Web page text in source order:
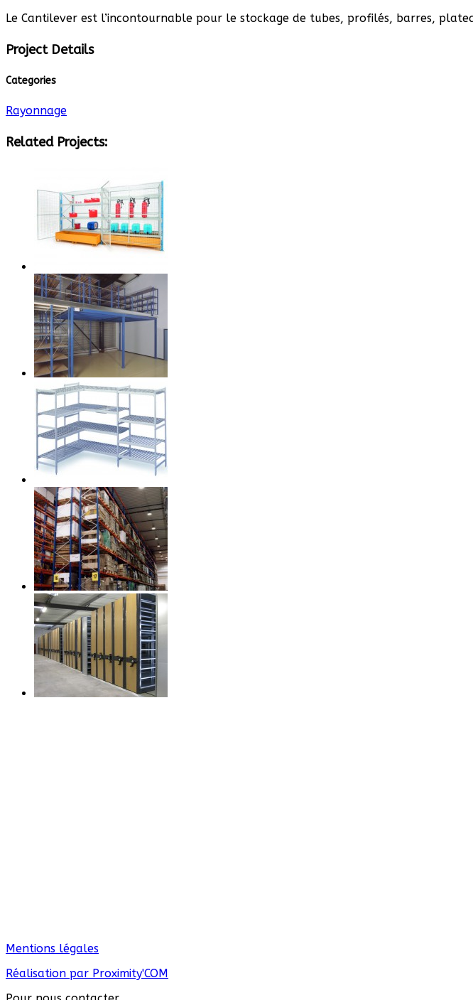
Le Cantilever est l’incontournable pour le stockage de tubes, profilés, barres,
Project Details
Categories
Rayonnage
Related Projects:
Mentions légales
Réalisation par Proximity'COM